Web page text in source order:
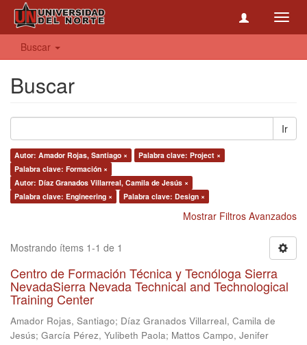
Buscar
Buscar
Ir
Autor: Amador Rojas, Santiago ×
Palabra clave: Project ×
Palabra clave: Formación ×
Autor: Díaz Granados Villarreal, Camila de Jesús ×
Palabra clave: Engineering ×
Palabra clave: Design ×
Mostrar Filtros Avanzados
Mostrando ítems 1-1 de 1
Centro de Formación Técnica y Tecnóloga Sierra
NevadaSierra Nevada Technical and Technological
Training Center
Amador Rojas, Santiago; Díaz Granados Villarreal, Camila de
Jesús; García Pérez, Yulibeth Paola; Mattos Campo, Jenifer